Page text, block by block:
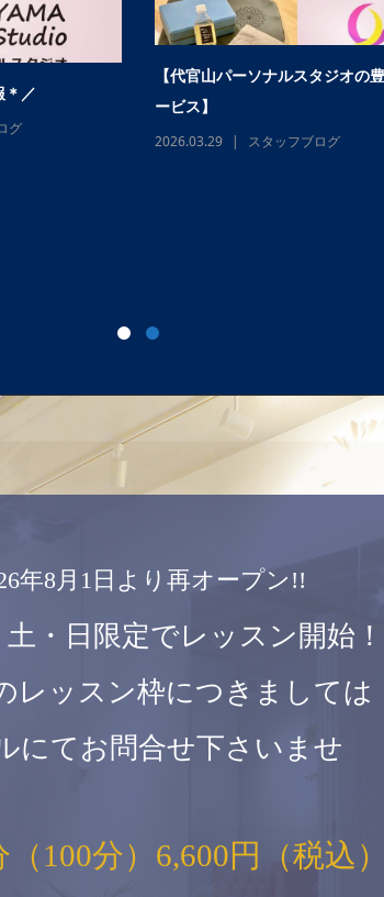
グ,
年8月1日より再オープン!!
・日限定でレッスン開始！
レッスン枠につきましては
にてお問合せ下さいませ
（100分）6,600円（税込